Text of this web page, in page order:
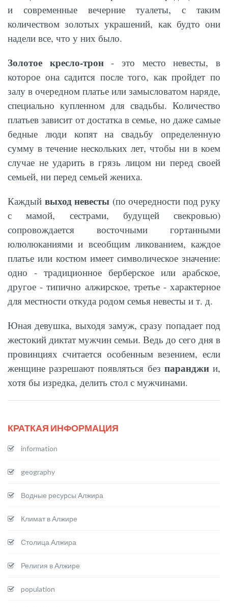
и современные вечерние туалеты, с таким
количеством золотых украшений, как будто они
надели все, что у них было.
Золотое кресло-трон- это место невесты, в
которое она садится после того, как пройдет по
залу в очередном платье или замысловатом наряде,
специально купленном для свадьбы. Количество
платьев зависит от достатка в семье, но даже самые
бедные люди копят на свадьбу определенную
сумму в течение нескольких лет, чтобы ни в коем
случае не ударить в грязь лицом ни перед своей
семьей, ни перед семьей жениха.
Каждый выход невесты (по очередности под руку
с мамой, сестрами, будущей свекровью)
сопровождается восточными гортанными
юлюлюканиями и всеобщим ликованием, каждое
платье или костюм имеет символическое значение:
одно - традиционное берберское или арабское,
другое - типично алжирское, третье - характерное
для местности откуда родом семья невесты и т. д.
Юная девушка, выходя замуж, сразу попадает под
жестокий диктат мужчин семьи. Ведь до сего дня в
провинциях считается особенным везением, если
женщине разрешают появляться без паранджии,
хотя бы изредка, делить стол с мужчинами.
КРАТКАЯ ИНФОРМАЦИЯ
information
geography
Водные ресурсы Алжира
Климат в Алжире
Столица Алжира
Религия в Алжире
population